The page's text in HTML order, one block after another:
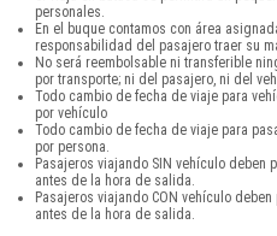
personales.
En el buque contamos con área
responsabilidad del pasajero traer su
No será reembolsable ni transferible
por transporte; ni del pasajero, ni del
Todo cambio de fecha de viaje para
por vehículo
Todo cambio de fecha de viaje para
por persona.
Pasajeros viajando SIN vehículo deben
antes de la hora de salida.
Pasajeros viajando CON vehículo
antes de la hora de salida.